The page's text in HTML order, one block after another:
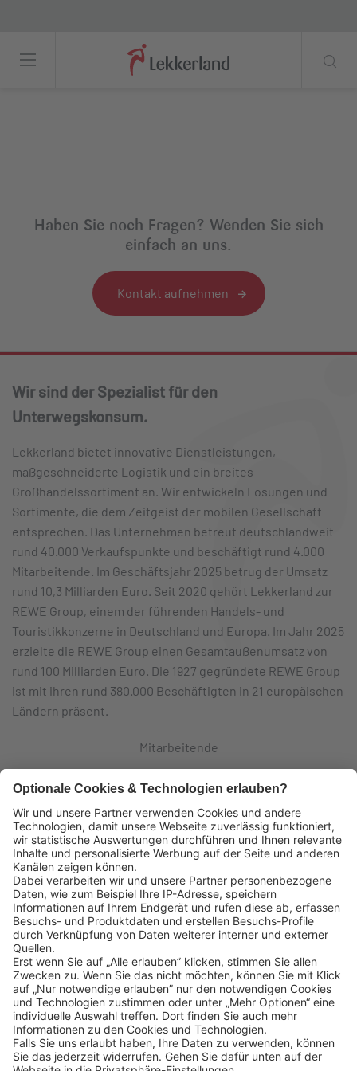
Haben Sie noch Fragen? Wenden Sie sich
einfach an uns.
Kontakt aufnehmen
Wir sind der Spezialist für den
Unterwegskonsum.
Lekkerland bietet innovative Dienstleistungen,
maßgeschneiderte Logistik und ein breites
Großhandelssortiment an. Wir entwickeln Lösungen und
Sortimente, die dem Zeitgeist der mobilen Gesellschaft
entsprechen. Das Unternehmen betreut deutschlandweit
rund 40.000 Verkaufspunkte und beschäftigt rund 4.000
Mitarbeitende. Im Geschäftsjahr 2025 betrug der Umsatz
rund 10,3 Milliarden Euro. Seit 2020 gehört Lekkerland zur
REWE Group, einem der führenden Handels- und
Touristikkonzerne in Deutschland und Europa. Im Jahr 2025
erzielte die REWE Group einen Gesamtaußenumsatz von
rund 100 Milliarden Euro. Die 1927 gegründete REWE Group
ist mit ihren rund 380.000 Beschäftigten in 21 europäischen
Ländern präsent.
Mitarbeitende
Lekkerland SE
50226 Frechen
Deutschland
+49 2234 1821-0
info@lekkerland.de